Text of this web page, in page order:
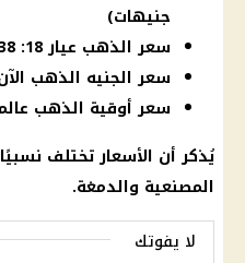
جنيهات)
سعر الذهب عيار 18: 3938 جنيهًا
سعر الجنيه الذهب الآن: 36760
سعر أوقية الذهب عالميًا: 3289
يُذكر أن الأسعار تختلف
المصنعية والدمغة.
لا يفوتك